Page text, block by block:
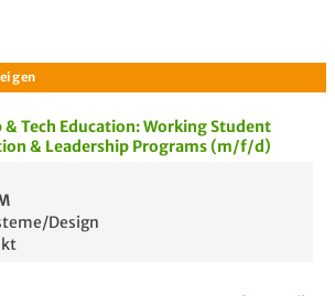
Tech Education: Working Student
& Leadership Programs (m/f/d)
Design